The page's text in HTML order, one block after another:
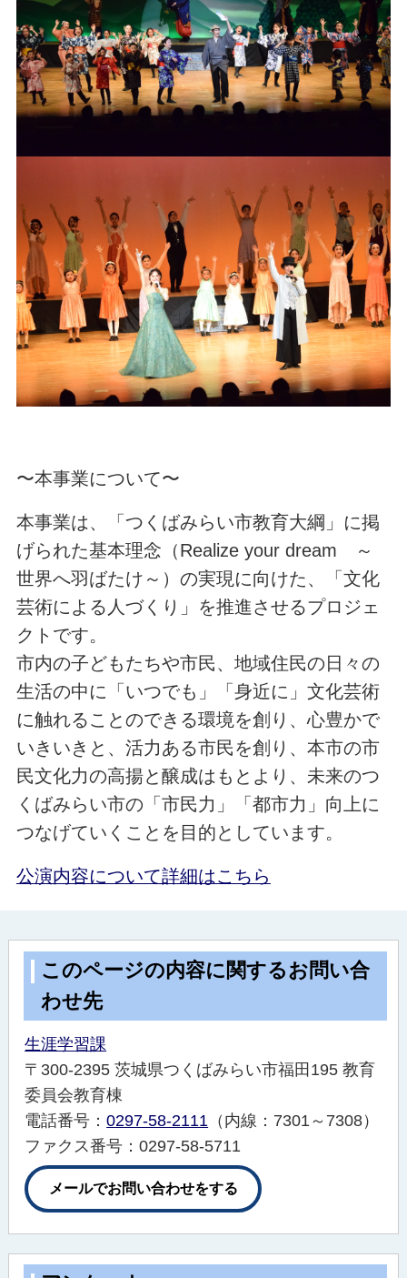
〜本事業について〜
本事業は、「つくばみらい市教育大綱」に掲
げられた基本理念（Realize your dream ～
世界へ羽ばたけ～）の実現に向けた、「文化
芸術による人づくり」を推進させるプロジェ
クトです。
市内の子どもたちや市民、地域住民の日々の
生活の中に「いつでも」「身近に」文化芸術
に触れることのできる環境を創り、心豊かで
いきいきと、活力ある市民を創り、本市の市
民文化力の高揚と醸成はもとより、未来のつ
くばみらい市の「市民力」「都市力」向上に
つなげていくことを目的としています。
公演内容について詳細はこちら
このページの内容に関するお問い合
わせ先
生涯学習課
〒300-2395 茨城県つくばみらい市福田195 教育
委員会教育棟
電話番号：0297-58-2111 （内線：7301～7308）
ファクス番号：0297-58-5711
メールでお問い合わせをする